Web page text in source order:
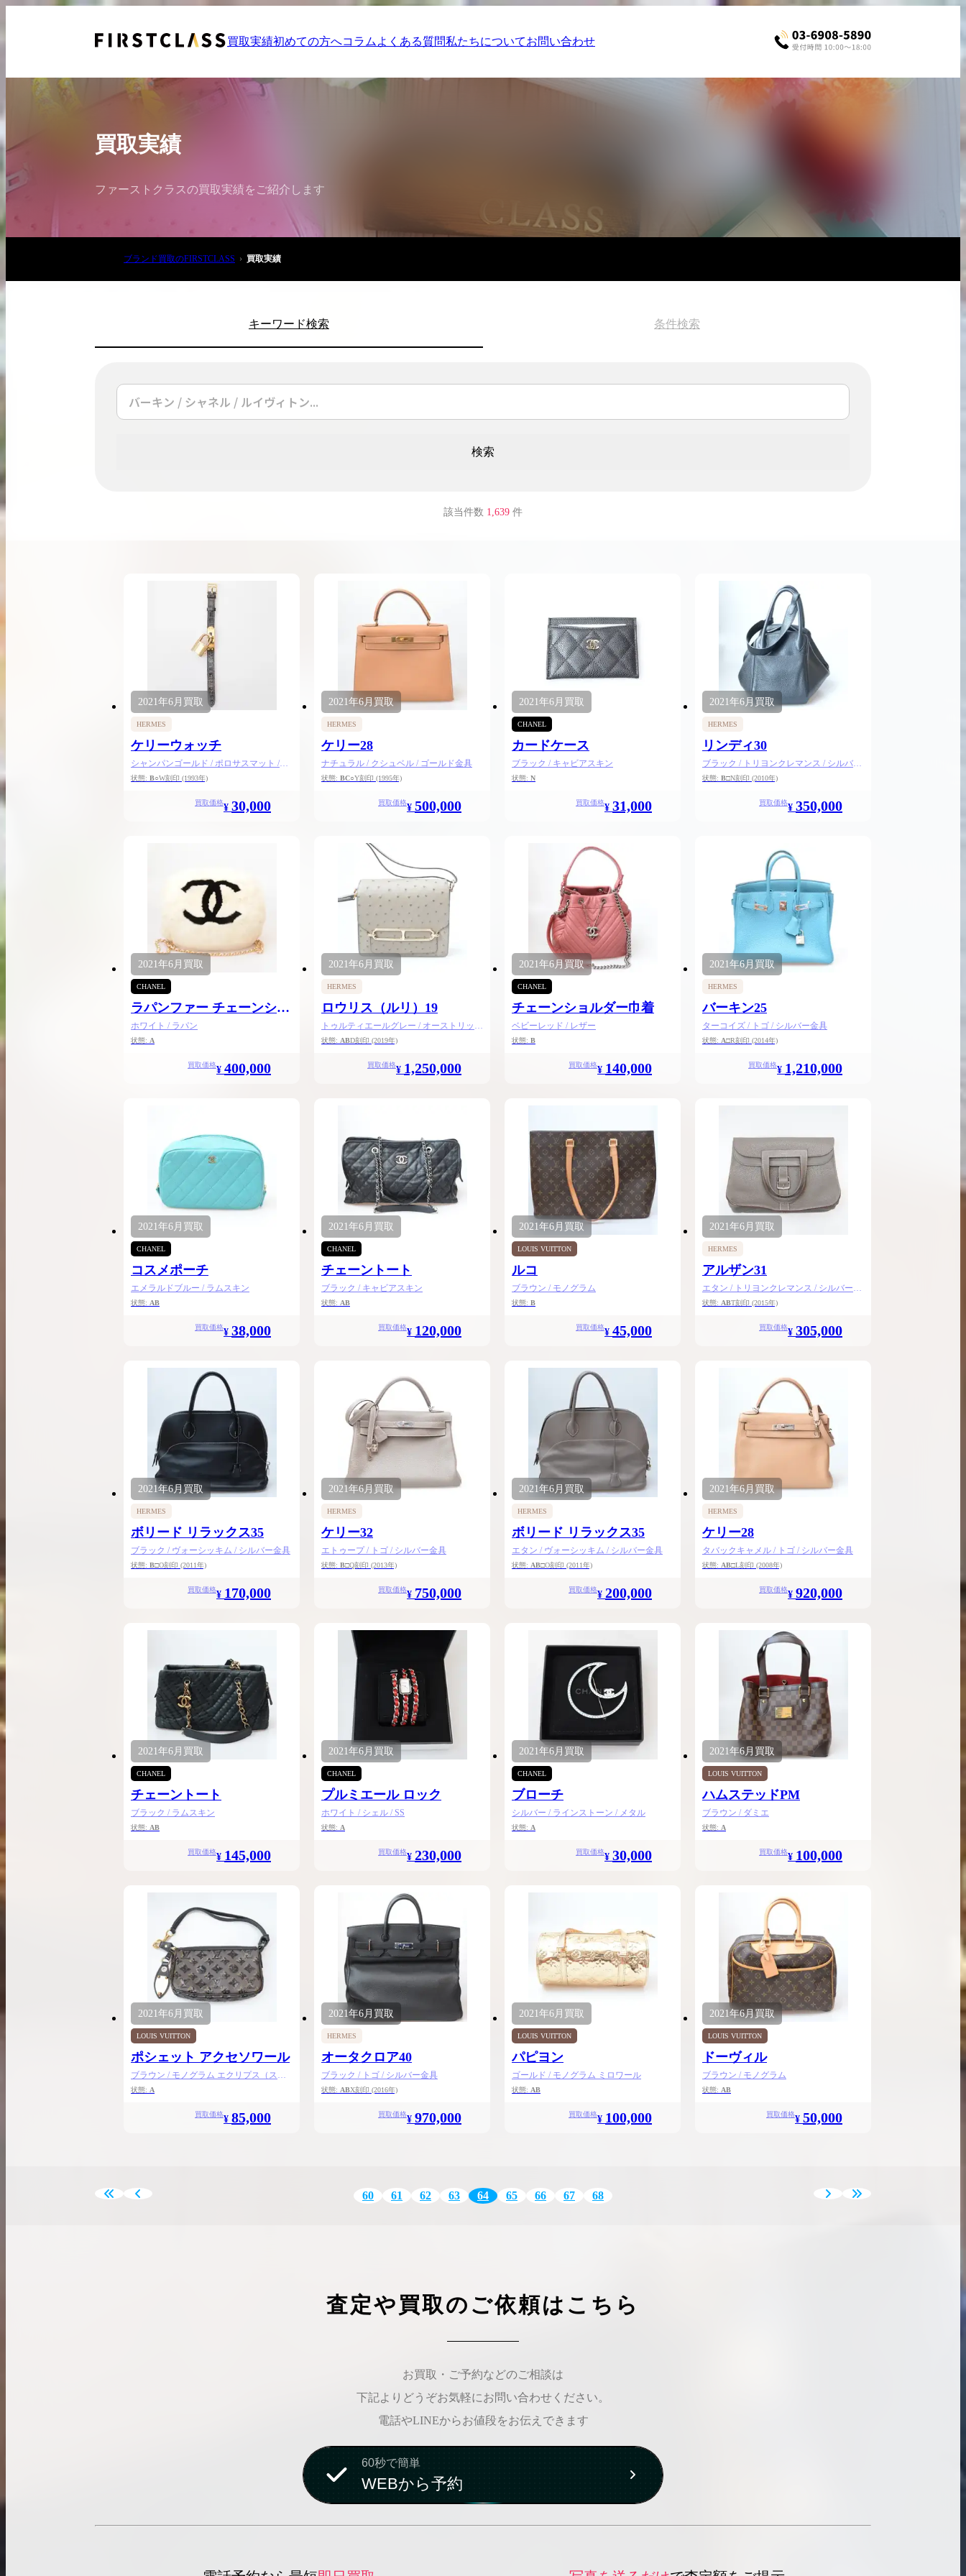
買取実績初めての方へコラム よくある質問私たちについてお問い合わせ
03-6908-5890
出張買取の
希少なリザード素材のバーキンの買取価格や
高く売るためのポイントを徹底解説
バーキン相場解説
ケリーアドの買取価格が高騰中！リアルな買
取相場や高く売れるコツを解説
ケリー相場解説
2025.05.13
ヴァンクリーフのアルハンブラシリーズの買
取価格は？相場高騰で全体的に買取価格がア
ップしています
ケリー35の買取価格はどれくらい？実績に基
ケリー相場解説
買取実績
ファーストクラスの買取実績をご紹介します
ブランド買取のFIRSTCLASS 買取実績
キーワード検索 条件検索
検索
該当件数 1,639 件
2021年6月 買取
HERMES
ケリーウォッチ
シャンパンゴールド / ポロサスマット /
GPメッキ / ゴールド金具
状態: B○W刻印 (1993年)
買取価格¥ 30,000
2021年6月買取
HERMES
ケリー28
ナチュラル / クシュベル / ゴールド金具
状態: BC○Y刻印 (1995年)
買取価格¥ 500,000
2021年6月 買取
CHANEL
カードケース
ブラック / キャビアスキン
状態: N
買取価格¥ 31,000
2021年6月買取
HERMES
リンディ30
ブラック / トリヨンクレマンス / シルバー
金具
状態: B□N刻印 (2010年)
買取価格¥ 350,000
2021年6月 買取
CHANEL
ラパンファー チェーンショ
ルダー
ホワイト / ラパン
状態: A
買取価格¥ 400,000
2021年6月 買取
HERMES
ロウリス（ルリ）19
トゥルティエールグレー / オーストリッチ
/ シャンパンゴールド金具
状態: ABD刻印 (2019年)
買取価格¥ 1,250,000
2021年6月買取
CHANEL
チェーンショルダー巾着
ベビーレッド / レザー
状態: B
買取価格¥ 140,000
2021年6月買取
HERMES
バーキン25
ターコイズ / トゴ / シルバー金具
状態: A□R刻印 (2014年)
買取価格¥ 1,210,000
2021年6月 買取
CHANEL
コスメポーチ
エメラルドブルー / ラムスキン
状態: AB
買取価格¥ 38,000
2021年6月 買取
CHANEL
チェーントート
ブラック / キャビアスキン
状態: AB
買取価格¥ 120,000
2021年6月 買取
LOUIS VUITTON
ルコ
ブラウン / モノグラム
状態: B
買取価格¥ 45,000
2021年6月 買取
HERMES
アルザン31
エタン / トリヨンクレマンス / シルバー金
具
状態: ABT刻印 (2015年)
買取価格¥ 305,000
2021年6月買取
HERMES
ボリード リラックス35
ブラック / ヴォーシッキム / シルバー金具
状態: B□O刻印 (2011年)
買取価格¥ 170,000
2021年6月買取
HERMES
ケリー32
エトゥープ / トゴ / シルバー金具
状態: B□Q刻印 (2013年)
買取価格¥ 750,000
2021年6月 買取
HERMES
ボリード リラックス35
エタン / ヴォーシッキム / シルバー金具
状態: AB□O刻印 (2011年)
買取価格¥ 200,000
2021年6月買取
HERMES
ケリー28
タバックキャメル / トゴ / シルバー金具
状態: AB□L刻印 (2008年)
買取価格¥ 920,000
2021年6月 買取
CHANEL
チェーントート
ブラック / ラムスキン
状態: AB
買取価格¥ 145,000
2021年6月 買取
CHANEL
プルミエール ロック
ホワイト / シェル / SS
状態: A
買取価格¥ 230,000
2021年6月 買取
CHANEL
ブローチ
シルバー / ラインストーン / メタル
状態: A
買取価格¥ 30,000
2021年6月 買取
LOUIS VUITTON
ハムステッドPM
ブラウン / ダミエ
状態: A
買取価格¥ 100,000
2021年6月 買取
LOUIS VUITTON
ポシェット アクセソワール
ブラウン / モノグラム エクリプス（スパ
ンコール）
状態: A
買取価格¥ 85,000
2021年6月 買取
HERMES
オータクロア40
ブラック / トゴ / シルバー金具
状態: ABX刻印 (2016年)
買取価格¥ 970,000
2021年6月 買取
LOUIS VUITTON
パピヨン
ゴールド / モノグラム ミロワール
状態: AB
買取価格¥ 100,000
2021年6月買取
LOUIS VUITTON
ドーヴィル
ブラウン / モノグラム
状態: AB
買取価格¥ 50,000
60 61 62 63 64 65 66 67 68
査定や買取のご依頼はこちら
お買取・ご予約などのご相談は
下記よりどうぞお気軽にお問い合わせください。
電話やLINEからお値段をお伝えできます
60秒で簡単
WEBから予約